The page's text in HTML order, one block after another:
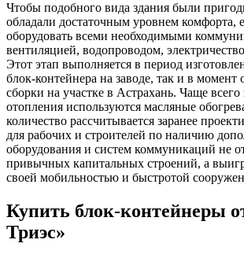
Чтобы подобного вида здания были
обладали достаточным уровнем комфорта,
оборудовать всеми необходимыми
вентиляцией, водопроводом,
Этот этап выполняется в период
блок-контейнера на заводе, так и в момент
сборки на участке в Астрахань. Чаще всего
отопления используются масляные
количество рассчитывается заранее
для рабочих и строителей по наличию
оборудования и систем коммуникаций не
привычных капитальных строений, а
своей мобильностью и быстротой
Купить блок-контейнеры
Триэс»